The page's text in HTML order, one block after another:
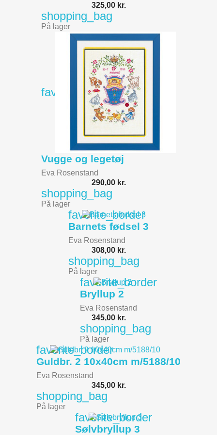
325,00 kr.
shopping_bag
På lager
favorite_border
Vugge og legetøj
Eva Rosenstand
290,00 kr.
shopping_bag
På lager
favorite_border
Barnets fødsel 3
Eva Rosenstand
308,00 kr.
shopping_bag
På lager
favorite_border
Bryllup 2
Eva Rosenstand
345,00 kr.
shopping_bag
På lager
favorite_border
Guldbr. 2 10x40cm m/5188/10
Eva Rosenstand
345,00 kr.
shopping_bag
På lager
favorite_border
Sølvbryllup 3